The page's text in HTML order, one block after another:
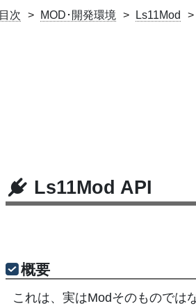
目次 MOD･開発環境 Ls11Mod
Ls11Mod API
概要
これは、実はModそのものでは